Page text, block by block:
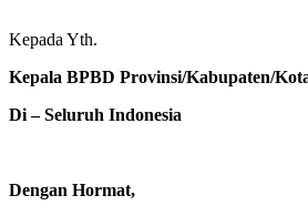
Kepada Yth.
Kepala BPBD Provinsi/Kabupaten/
Di –Seluruh Indonesia
Dengan Hormat,